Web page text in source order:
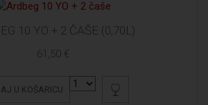
10 YO + 2 ČAŠE (0,70L)
61,50 €
U KOŠARICU